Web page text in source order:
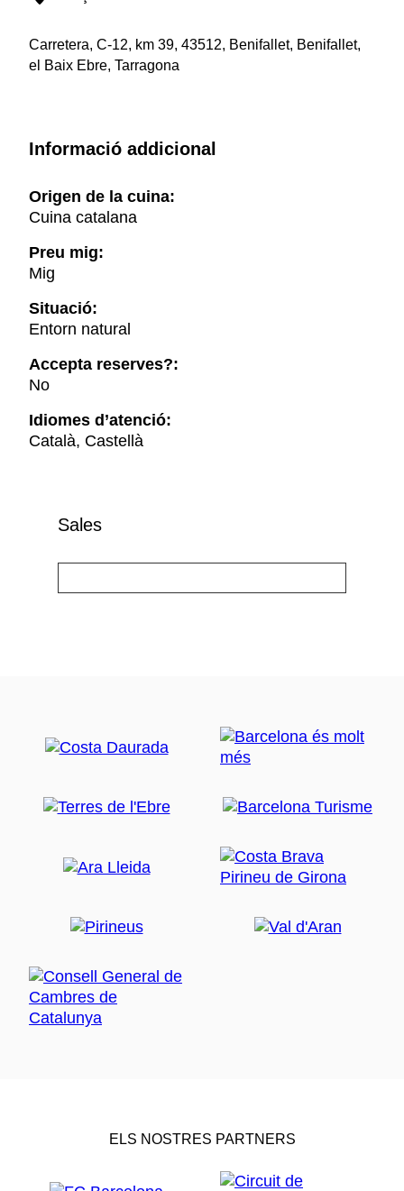
Carretera, C-12, km 39, 43512, Benifallet, Benifallet,
el Baix Ebre, Tarragona
Informació addicional
Origen de la cuina:
Cuina catalana
Preu mig:
Mig
Situació:
Entorn natural
Accepta reserves?:
No
Idiomes d’atenció:
Català, Castellà
Sales
ELS NOSTRES PARTNERS